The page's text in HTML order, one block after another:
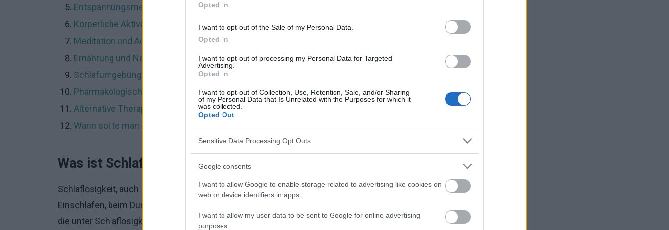
Opted In
I want to opt-out of the Sale of my Personal Data.
Opted In
I want to opt-out of processing my Personal Data for Targeted
Advertising.
Opted In
I want to opt-out of Collection, Use, Retention, Sale, and/or Sharing
of my Personal Data that Is Unrelated with the Purposes for which it
was collected.
Opted Out
Sensitive Data Processing Opt Outs
Google consents
I want to allow Google to enable storage related to advertising like cookies on
web or device identifiers in apps.
I want to allow my user data to be sent to Google for online advertising
purposes.
Entspannungsmethoden
Körperliche Aktivität
Meditation und Achtsamkeit
Ernährung und Nahrungsergänzungsmittel
Schlafumgebung
Pharmakologische Behandlungen
Alternative Therapien
Wann sollte man einen Arzt aufsuchen?
Was ist Schlaflosigkeit?
Schlaflosigkeit, auch Insomnie genannt, ist ein Zustand, der durch Schwierigkeiten beim
Einschlafen, beim Durchschlafen oder beim frühen Aufwachen gekennzeichnet ist. Menschen,
die unter Schlaflosigkeit leiden, leiden häufig unter Müdigkeit, Konzentrationsproblemen und